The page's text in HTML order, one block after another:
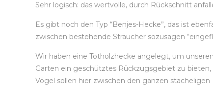
Sehr logisch: das wertvolle, durch Rückschnitt
Es gibt noch den Typ “Benjes-Hecke”, das ist
zwischen bestehende Sträucher sozusagen
Wir haben eine Totholzhecke angelegt, um
Garten ein geschütztes Rückzugsgebiet zu
Vögel sollen hier zwischen den ganzen